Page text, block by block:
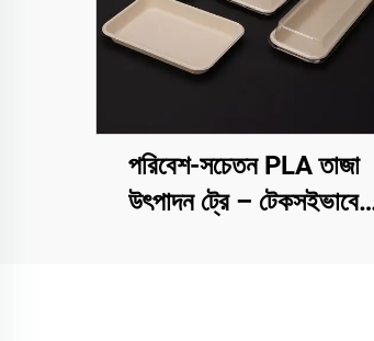
পরিবেশ-সচেতন PLA তাজা
উৎপাদন ট্রে – টেকসইভাবে